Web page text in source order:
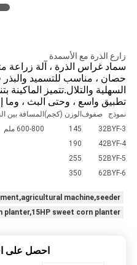
زارع الذرة مع الأسمدة
حصان ، مناسب للتسميد
السهلية والتلال.تتميز
تطبيق واسع ، وحتى البث ، وما
نموذج صفوفالوزن (كجم) المسافة بين
2BYF-3
3
145 600-800 ملم
2BYF-4
4
190
2BYF-5
5
255
2BYF-6
6
350
machine,seeder
planter,15HP sweet corn planter
احصل على